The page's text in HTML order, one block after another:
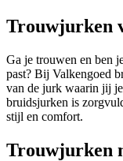
Trouwjurken
Ga je trouwen en ben
past? Bij Valkengoed
van de jurk waarin jij
bruidsjurken is
stijl en comfort.
Trouwjurken